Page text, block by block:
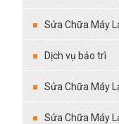
Sửa Chữa Máy
Dịch vụ bảo trì
Sửa Chữa Máy
Sửa Chữa Máy